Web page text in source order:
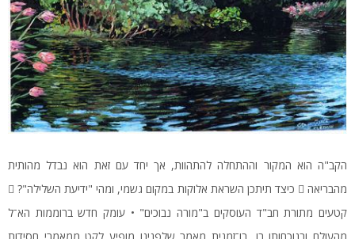
הקב"ה הוא המקור וההתחלה להתהוות, אך יחד עם זאת הוא נבדל מהותית
מהבריאה  כיצד תיתכן השראת אלוקות במקום גשמי, ומהי "ידיעת השלילה"? 
קטעים מתורת חב"ד העוסקים ב"מורה נבוכים" • עומק חדש ברוממות הא־ל